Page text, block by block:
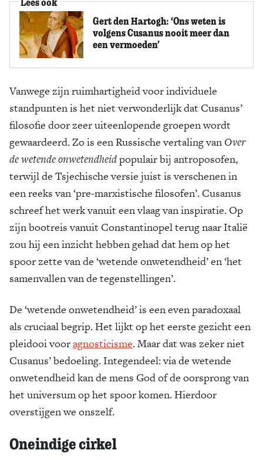
Gert den Hartogh: ‘Ons weten is
volgens Cusanus nooit meer dan
een vermoeden’
Vanwege zijn ruimhartigheid voor individuele
standpunten is het niet verwonderlijk dat Cusanus’
filosofie door zeer uiteenlopende groepen wordt
gewaardeerd. Zo is een Russische vertaling van Over
de wetende onwetendheidpopulair bij antroposofen,
terwijl de Tsjechische versie juist is verschenen in
een reeks van ‘pre-marxistische filosofen’. Cusanus
schreef het werk vanuit een vlaag van inspiratie. Op
zijn bootreis vanuit Constantinopel terug naar Italië
zou hij een inzicht hebben gehad dat hem op het
spoor zette van de ‘wetende onwetendheid’ en ‘het
samenvallen van de tegenstellingen’.
De ‘wetende onwetendheid’ is een even paradoxaal
als cruciaal begrip. Het lijkt op het eerste gezicht een
pleidooi vooragnosticisme. Maar dat was zeker niet
Cusanus’ bedoeling. Integendeel: via de wetende
onwetendheid kan de mens God of de oorsprong van
het universum op het spoor komen. Hierdoor
overstijgen we onszelf.
Oneindige cirkel